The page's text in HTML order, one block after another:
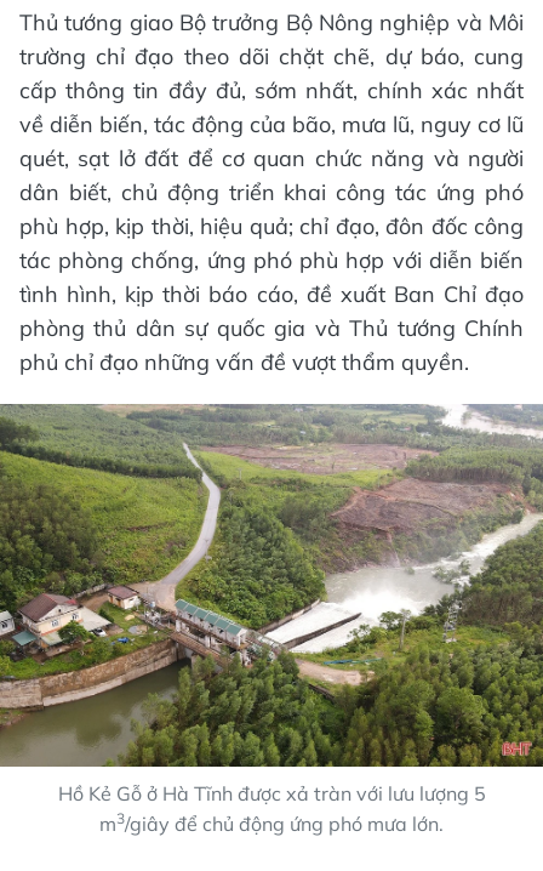
Thủ tướng giao Bộ trưởng Bộ Nông nghiệp và Môi
trường chỉ đạo theo dõi chặt chẽ, dự báo, cung
cấp thông tin đầy đủ, sớm nhất, chính xác nhất
về diễn biến, tác động của bão, mưa lũ, nguy cơ lũ
quét, sạt lở đất để cơ quan chức năng và người
dân biết, chủ động triển khai công tác ứng phó
phù hợp, kịp thời, hiệu quả; chỉ đạo, đôn đốc công
tác phòng chống, ứng phó phù hợp với diễn biến
tình hình, kịp thời báo cáo, đề xuất Ban Chỉ đạo
phòng thủ dân sự quốc gia và Thủ tướng Chính
phủ chỉ đạo những vấn đề vượt thẩm quyền.
Hồ Kẻ Gỗ ở Hà Tĩnh được xả tràn với lưu lượng 5
m3/giây để chủ động ứng phó mưa lớn.